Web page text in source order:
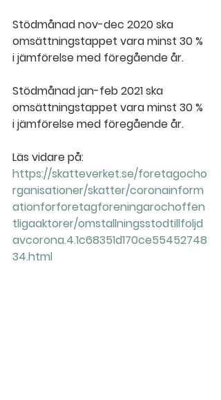
Stödmånad nov-dec 2020 ska
omsättningstappet vara minst 30 %
i jämförelse med föregående år.
Stödmånad jan-feb 2021 ska
omsättningstappet vara minst 30 %
i jämförelse med föregående år.
Läs vidare på:
https://skatteverket.se/foretagocho
rganisationer/skatter/coronainform
ationforforetagforeningarochoffen
tligaaktorer/omstallningsstodtillfoljd
avcorona.4.1c68351d170ce55452748
34.html